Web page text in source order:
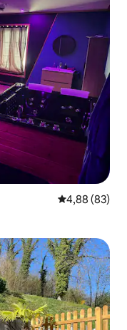
Priemerné
4,88 (83)